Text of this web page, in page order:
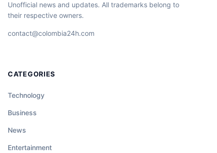
Unofficial news and updates. All trademarks belong to
their respective owners.
contact@colombia24h.com
CATEGORIES
Technology
Business
News
Entertainment